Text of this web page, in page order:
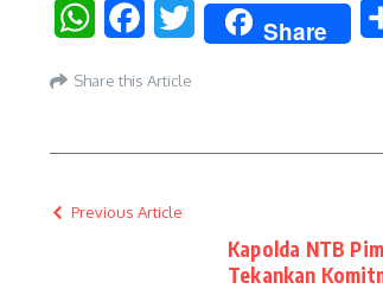
WhatsAppFacebookTwitter Share
Share this Article
Previous Article
Kapolda NTB
Tekankan